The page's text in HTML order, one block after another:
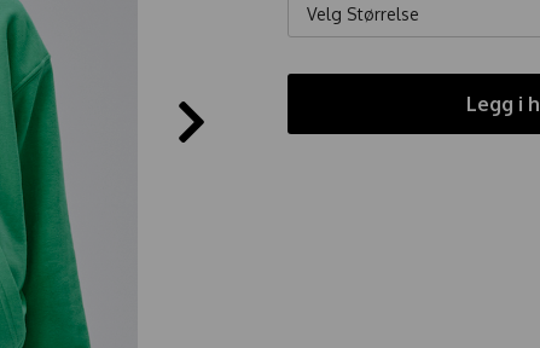
Velg Størrelse
Legg i